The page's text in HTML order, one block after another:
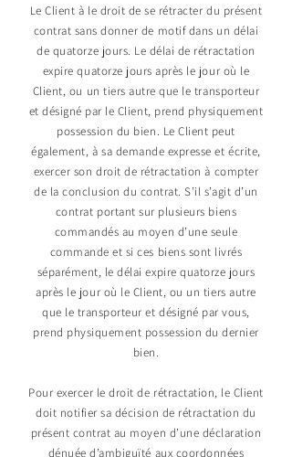
Le Client à le droit de se rétracter du présent
contrat sans donner de motif dans un délai
de quatorze jours. Le délai de rétractation
expire quatorze jours après le jour où le
Client, ou un tiers autre que le transporteur
et désigné par le Client, prend physiquement
possession du bien. Le Client peut
également, à sa demande expresse et écrite,
exercer son droit de rétractation à compter
de la conclusion du contrat. S’il s’agit d’un
contrat portant sur plusieurs biens
commandés au moyen d’une seule
commande et si ces biens sont livrés
séparément, le délai expire quatorze jours
après le jour où le Client, ou un tiers autre
que le transporteur et désigné par vous,
prend physiquement possession du dernier
bien.
Pour exercer le droit de rétractation, le Client
doit notifier sa décision de rétractation du
présent contrat au moyen d’une déclaration
dénuée d’ambiguïté aux coordonnées